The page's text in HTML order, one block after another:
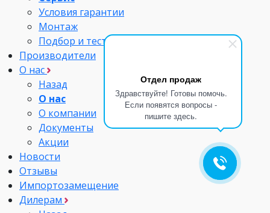
Отдел продаж
Здравствуйте! Готовы помочь.
Если появятся вопросы -
пишите здесь.
Условия гарантии
Монтаж
Подбор и тестирование
Производители
О нас
Назад
О нас
О компании
Документы
Акции
Новости
Отзывы
Импортозамещение
Дилерам